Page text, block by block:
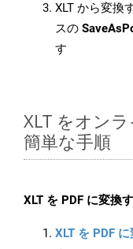
XLT から変換
スの
す
XLT をオン
簡単な手順
XLT を PDF に変換
XLT を PDF